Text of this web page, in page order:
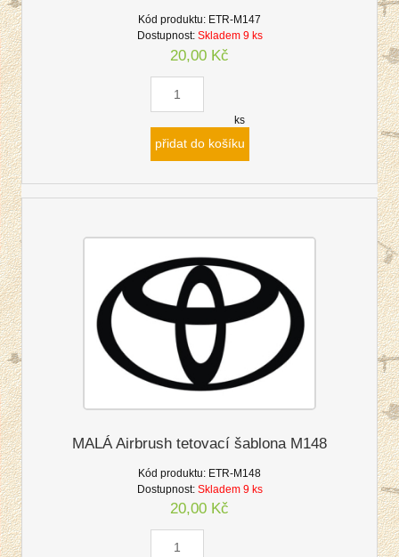
Kód produktu: ETR-M147
Dostupnost: Skladem 9 ks
20,00 Kč
ks
přidat do košíku
MALÁ Airbrush tetovací šablona M148
Kód produktu: ETR-M148
Dostupnost: Skladem 9 ks
20,00 Kč